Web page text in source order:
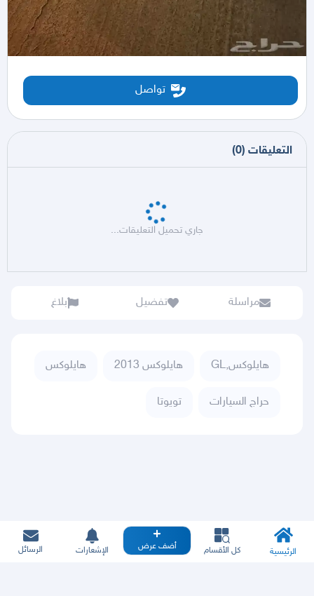
تواصل
التعليقات (
0
)
جاري تحميل التعليقات...
مراسلة تفضيل بلاغ
هايلوكس,GL هايلوكس 2013 هايلوكس
حراج السيارات تويوتا
الرئيسية كل الأقسام أضف عرض الإشعارات الرسائل